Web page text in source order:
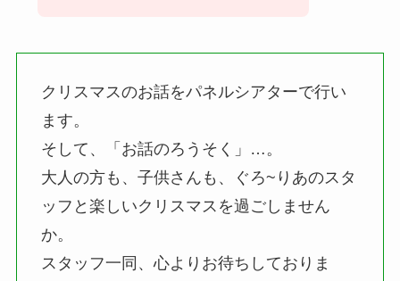
クリスマスのお話をパネルシアターで行い
ます。
そして、「お話のろうそく」…。
大人の方も、子供さんも、ぐろ~りあのスタ
ッフと楽しいクリスマスを過ごしません
か。
スタッフ一同、心よりお待ちしておりま